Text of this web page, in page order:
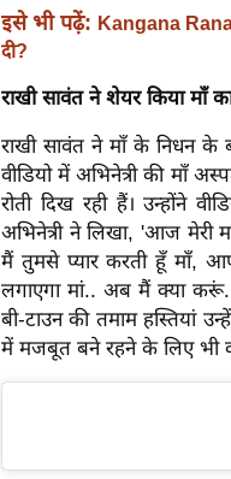
इसे भी पढ़ें: Kangana
दी?
राखी सावंत ने शेयर किया माँ
राखी सावंत ने माँ के निधन के
वीडियो में अभिनेत्री की माँ
रोती दिख रही हैं। उन्होंने
अभिनेत्री ने लिखा, 'आज मेरी
मैं तुमसे प्यार करती हूँ माँ,
लगाएगा मां.. अब मैं क्या
बी-टाउन की तमाम हस्तियां
में मजबूत बने रहने के लिए भी